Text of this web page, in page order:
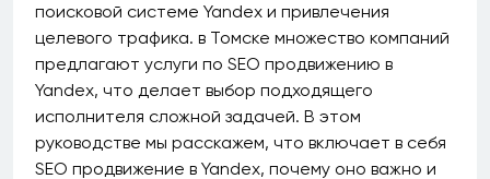
поисковой системе Yandex и привлечения
целевого трафика. в Томске множество компаний
предлагают услуги по SEO продвижению в
Yandex, что делает выбор подходящего
исполнителя сложной задачей. В этом
руководстве мы расскажем, что включает в себя
SEO продвижение в Yandex, почему оно важно и